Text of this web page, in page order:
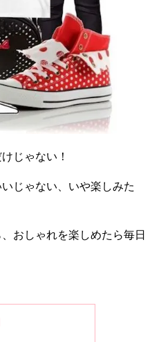
じゃない！
じゃない、いや楽しみた
おしゃれを楽しめたら毎日